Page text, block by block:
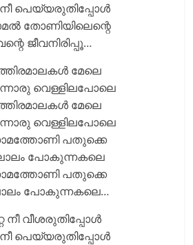
നീ പെയ്യരുതിപ്പോള്‍
തോണിയിലെന്റെ
ജീവനിരിപ്പൂ…
മേലെ
വെള്ളിലപോലെ
മേലെ
വെള്ളിലപോലെ
പതുക്കെ
പോകുന്നകലെ
പതുക്കെ
പോകുന്നകലെ…
നീ വീശരുതിപ്പോള്‍
നീ പെയ്യരുതിപ്പോള്‍